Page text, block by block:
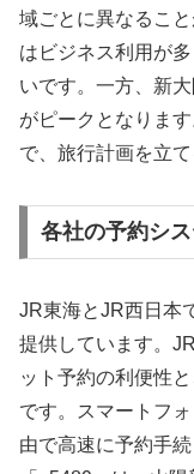
域ごとに異なるこ
はビジネス利用が
いです。一方、新
がピークとなりま
で、旅行計画を立
各社の予約シ
JR東海とJR西日本
提供しています。
ット予約の利便性
です。スマートフ
由で高速に予約手